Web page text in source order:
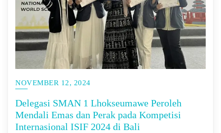
NOVEMBER 12, 2024
Delegasi SMAN 1 Lhokseumawe Peroleh
Mendali Emas dan Perak pada Kompetisi
Internasional ISIF 2024 di Bali